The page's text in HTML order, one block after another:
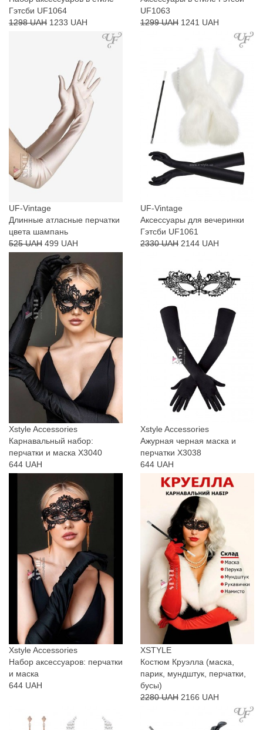
Гэтсби UF1064
1298 UAH 1233 UAH
UF1063
1299 UAH 1241 UAH
UF-Vintage
Длинные атласные перчатки
цвета шампань
525 UAH 499 UAH
UF-Vintage
Аксессуары для вечеринки
Гэтсби UF1061
2330 UAH 2144 UAH
Xstyle Accessories
Карнавальный набор:
перчатки и маска X3040
644 UAH
Xstyle Accessories
Ажурная черная маска и
перчатки X3038
644 UAH
Xstyle Accessories
Набор аксессуаров: перчатки
и маска
644 UAH
XSTYLE
Костюм Круэлла (маска,
парик, мундштук, перчатки,
бусы)
2280 UAH 2166 UAH